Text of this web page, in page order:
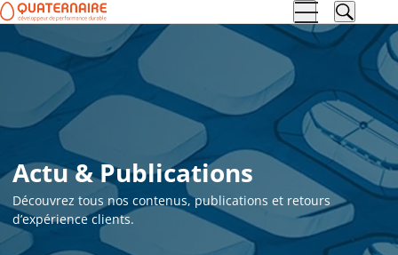
Aller à la
navigation
Aller au
contenu
Actu & Publications
Découvrez tous nos contenus, publications et retours
d’expérience clients.